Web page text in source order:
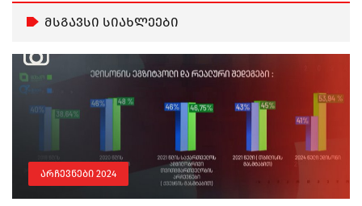
მსგავსი სიახლეები
არჩევნები 2024